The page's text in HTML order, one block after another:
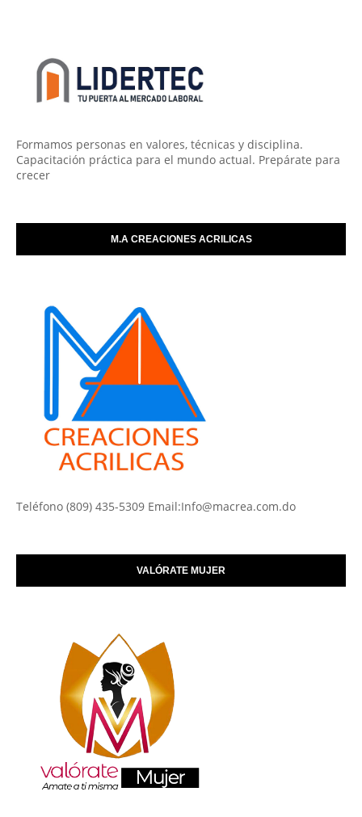
Formamos personas en valores, técnicas y disciplina.
Capacitación práctica para el mundo actual. Prepárate para
crecer
M.A CREACIONES ACRILICAS
Teléfono (809) 435-5309 Email:Info@macrea.com.do
VALÓRATE MUJER